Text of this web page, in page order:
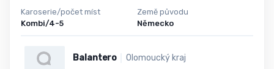
Karoserie/počet míst
Kombi/4-5
Země původu
Německo
Balantero Olomoucký kraj